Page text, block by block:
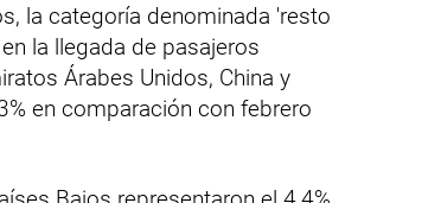
la categoría denominada 'resto
la llegada de pasajeros
Árabes Unidos, China y
en comparación con febrero